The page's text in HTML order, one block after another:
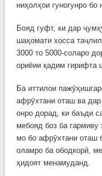
ниҳолҳои гуногунро
Бояд гуфт, ки дар
шаҳомати хосса
3000 то 5000-соларо
ориёии қадим
Ба иттилои
афрӯхтани оташ ва
онро дорад, ки баъди
мебояд боз ба
мо бо афрӯхтани оташ
оламро ба ободкорӣ,
ҳидоят менамуданд.